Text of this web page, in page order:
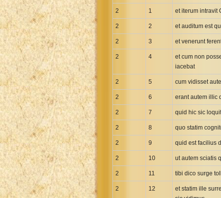
2 1 et iterum intravit
2 2 et auditum est
2 3 et venerunt
2 4
et cum non
iacebat
2 5 cum vidisset
2 6 erant autem illic
2 7 quid hic sic
2 8 quo statim
2 9 quid est facilius
2 10 ut autem sciatis
2 11 tibi dico surge
2 12
et statim ille